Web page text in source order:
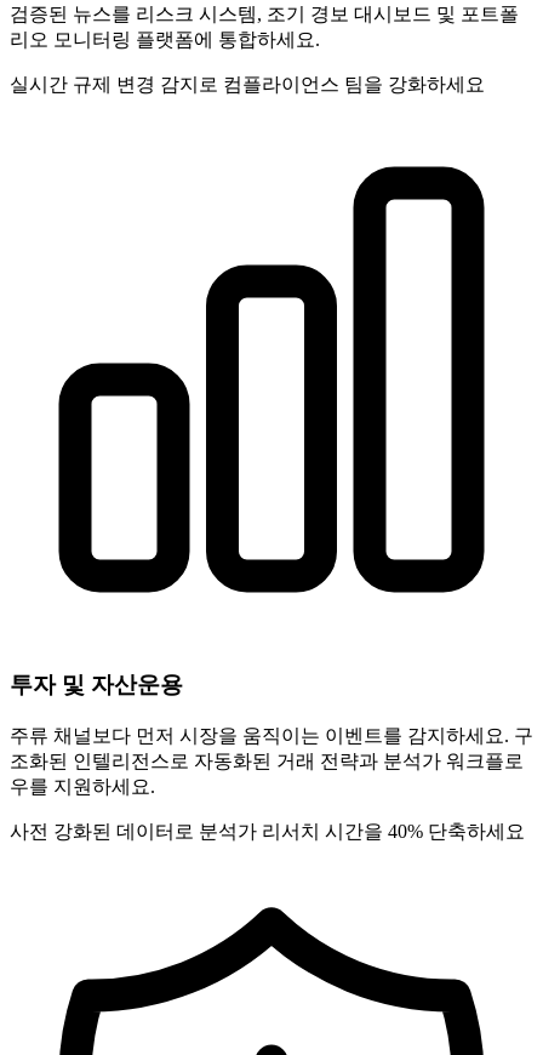
검증된 뉴스를 리스크 시스템, 조기 경보 대시보드 및 포트폴
리오 모니터링 플랫폼에 통합하세요.
실시간 규제 변경 감지로 컴플라이언스 팀을 강화하세요
투자 및 자산운용
주류 채널보다 먼저 시장을 움직이는 이벤트를 감지하세요. 구
조화된 인텔리전스로 자동화된 거래 전략과 분석가 워크플로
우를 지원하세요.
사전 강화된 데이터로 분석가 리서치 시간을 40% 단축하세요